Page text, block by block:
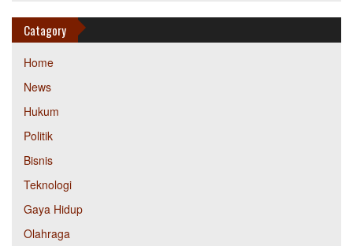
Catagory
Home
News
Hukum
Politik
Bisnis
Teknologi
Gaya Hidup
Olahraga